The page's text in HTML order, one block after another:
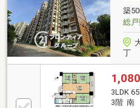
す！◎内覧日につきま
程相談が必要ですので
お問い合わせください♪
築
総
丁
1,080
3LDK
3階 南